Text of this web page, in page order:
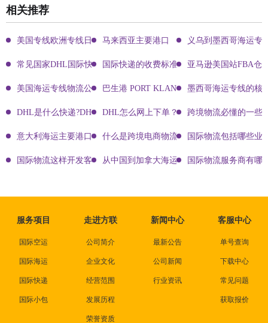
相关推荐
美国专线欧洲专线日本专线区别马来西亚主要港口 义乌到墨西哥海运专
常见国家DHL国际快递客服热线国际快递的收费标准!四大国际快递的尺寸重
亚马逊美国站FBA仓
美国海运专线物流公司有哪些?巴生港 PORT KLANG 墨西哥海运专线的核
DHL是什么快递?DHL国际快递介绍DHL怎么网上下单？DHL快递寄件有哪些方
跨境物流必懂的一些
意大利海运主要港口有哪些什么是跨境电商物流? 国际物流包括哪些业
国际物流这样开发客户会让你成为销冠从中国到加拿大海运要多久能到达？
国际物流服务商有哪
服务项目
国际空运
国际海运
国际快递
国际小包
走进方联
公司简介
企业文化
经营范围
发展历程
荣誉资质
新闻中心
最新公告
公司新闻
行业资讯
客服中心
单号查询
下载中心
常见问题
获取报价